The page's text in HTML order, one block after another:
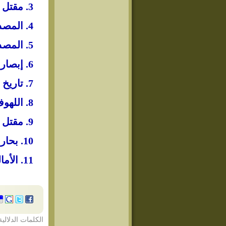
3. مقتل الحسين لأبي مخنف: 176.
4. المصدر السابق.
5. المصدر السابق: 99.
6. إبصار العين: 31.
7. تاريخ الطبري 4/314.
8. اللهوف في قتلى الطفوف: 54.
9. مقتل الحسين لأبي مخنف: 178.
10. بحار الأنوار 45/42.
11. الأمالي للصدوق: 548.
الكلمات